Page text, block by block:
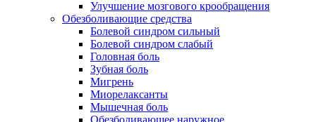
Улучшение мозгового крообращения
Обезболивающие средства
Болевой синдром сильный
Болевой синдром слабый
Головная боль
Зубная боль
Мигрень
Миорелаксанты
Мышечная боль
Обезболивающее наружное